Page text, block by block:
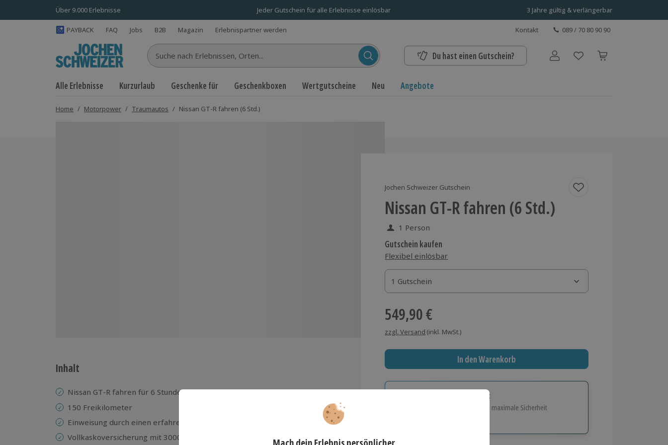
Über 9.000 Erlebnisse Jeder Gutschein für alle Erlebnisse einlösbar 3 Jahre gültig & verlängerbar
PAYBACK FAQ Jobs B2B Magazin Erlebnispartner werden Kontakt 089 / 70 80 90 90
Suche nach Erlebnissen... Du hast einen Gutschein? Benutzerkonto
Alle Erlebnisse Kurzurlaub Geschenke für Geschenkboxen Wertgutscheine Neu Angebote
Home / Motorpower / Traumautos / Nissan GT-R fahren (6 Std.)
Jochen Schweizer Gutschein
Nissan GT-R fahren (6 Std.)
1 Person
Gutschein kaufen
Flexibel einlösbar
1 Gutschein
1 Gutschein
1 Gutschein
549,90 €
zzgl. Versand (inkl. MwSt.)
In den Warenkorb
Immer das richtige Geschenk:
Große Auswahl, volle Flexibilität und maximale Sicherheit
Inhalt
Nissan GT-R fahren für 6 Stunden
150 Freikilometer
Einweisung durch einen erfahrenen Instruktor
Vollkaskoversicherung mit 3000 € Selbstbeteiligung